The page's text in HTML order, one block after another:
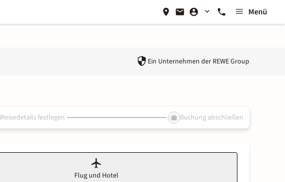
Menü
Ein Unternehmen der REWE Group
Reisedetails festlegen Buchung abschließen
Flug und Hotel